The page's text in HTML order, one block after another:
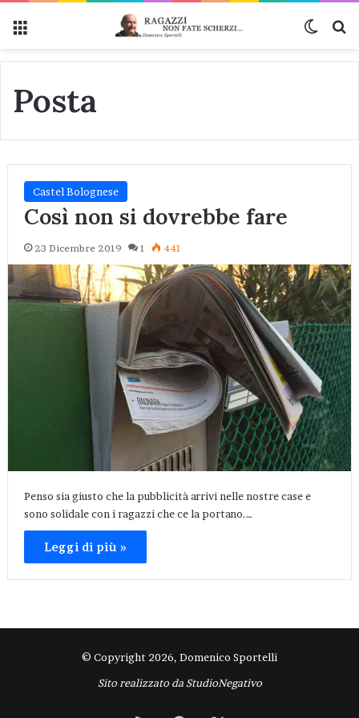
Posta
Castel Bolognese
Così non si dovrebbe fare
23 Dicembre 2019 1 441
Penso sia giusto che la pubblicità arrivi nelle nostre case e
sono solidale con i ragazzi che ce la portano.…
Leggi di più »
© Copyright 2026, Domenico Sportelli
Sito realizzato da StudioNegativo